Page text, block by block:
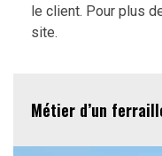
le client. Pour plus
site.
Métier d’un